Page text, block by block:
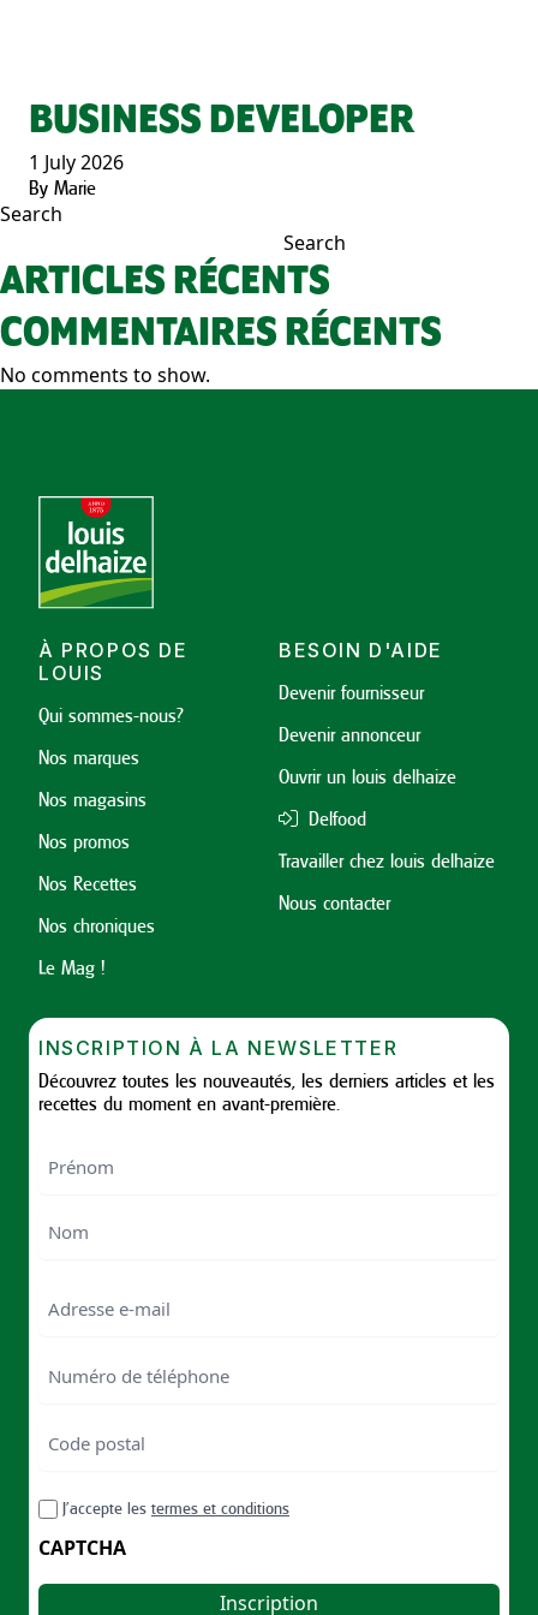
BUSINESS DEVELOPER
1 July 2026
By Marie
Search
Search
ARTICLES RÉCENTS
COMMENTAIRES RÉCENTS
No comments to show.
À PROPOS DE
LOUIS
Qui sommes-nous?
Nos marques
Nos magasins
Nos promos
Nos Recettes
Nos chroniques
Le Mag !
BESOIN D'AIDE
Devenir fournisseur
Devenir annonceur
Ouvrir un louis delhaize
Delfood
Travailler chez louis delhaize
Nous contacter
INSCRIPTION À LA NEWSLETTER
Découvrez toutes les nouveautés, les derniers articles et les
recettes du moment en avant-première.
de
postal
postal
RGPDJ’accepte les termes et conditions
CAPTCHA